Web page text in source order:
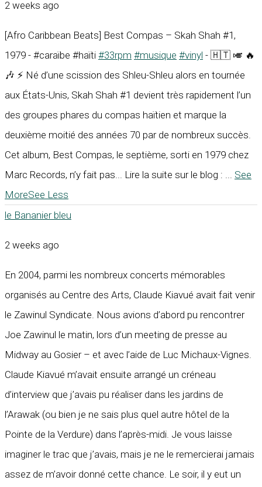
2 weeks ago
[Afro Caribbean Beats] Best Compas – Skah Shah #1,
1979 - #caraïbe #haïti #33rpm #musique #vinyl - 🇭🇹 🎺 🔥
🎶 ⚡ Né d’une scission des Shleu-Shleu alors en tournée
aux États-Unis, Skah Shah #1 devient très rapidement l’un
des groupes phares du compas haïtien et marque la
deuxième moitié des années 70 par de nombreux succès.
Cet album, Best Compas, le septième, sorti en 1979 chez
Marc Records, n’y fait pas... Lire la suite sur le blog :
See
MoreSee Less
le Bananier bleu
2 weeks ago
En 2004, parmi les nombreux concerts mémorables
organisés au Centre des Arts, Claude Kiavué avait fait venir
le Zawinul Syndicate. Nous avions d’abord pu rencontrer
Joe Zawinul le matin, lors d’un meeting de presse au
Midway au Gosier – et avec l’aide de Luc Michaux-Vignes.
Claude Kiavué m’avait ensuite arrangé un créneau
d’interview que j’avais pu réaliser dans les jardins de
l’Arawak (ou bien je ne sais plus quel autre hôtel de la
Pointe de la Verdure) dans l’après-midi. Je vous laisse
imaginer le trac que j’avais, mais je ne le remercierai jamais
assez de m’avoir donné cette chance. Le soir, il y eut un